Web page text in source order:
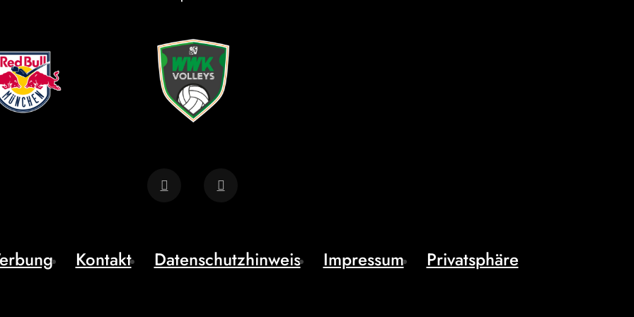
Kontakt Datenschutzhinweis Impressum Privatsphäre